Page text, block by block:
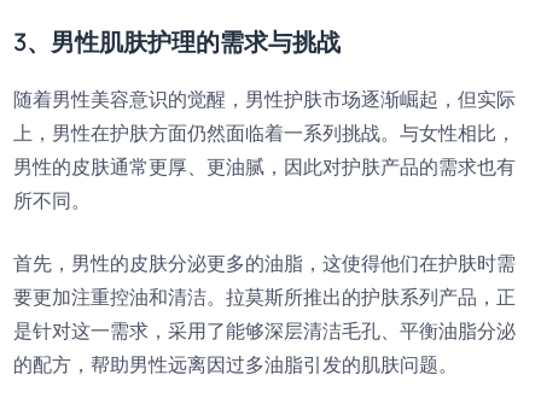
3、男性肌肤护理的需求与挑战
随着男性美容意识的觉醒，男性护肤市场逐渐崛起，但实际
上，男性在护肤方面仍然面临着一系列挑战。与女性相比，
男性的皮肤通常更厚、更油腻，因此对护肤产品的需求也有
所不同。
首先，男性的皮肤分泌更多的油脂，这使得他们在护肤时需
要更加注重控油和清洁。拉莫斯所推出的护肤系列产品，正
是针对这一需求，采用了能够深层清洁毛孔、平衡油脂分泌
的配方，帮助男性远离因过多油脂引发的肌肤问题。